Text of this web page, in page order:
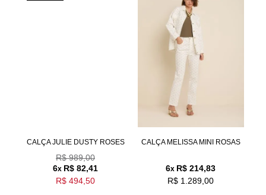
CALÇA JULIE DUSTY ROSES
R$ 989,00
6x R$ 82,41
R$ 494,50
CALÇA MELISSA MINI ROSAS
6x R$ 214,83
R$ 1.289,00